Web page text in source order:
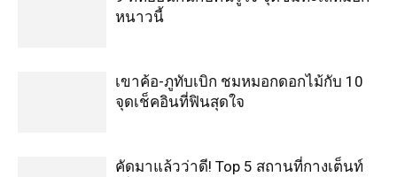
หนาวนี้
เขาค้อ-ภูทับเบิก ชมหมอกดอกไม้กับ 10
จุดเช็คอินที่ฟินสุดใจ
คัดมาแล้วว่าดี! Top 5 สถานที่กางเต็นท์